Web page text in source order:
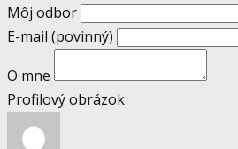
Môj odbor
E-mail (povinný)
O mne
Profilový obrázok